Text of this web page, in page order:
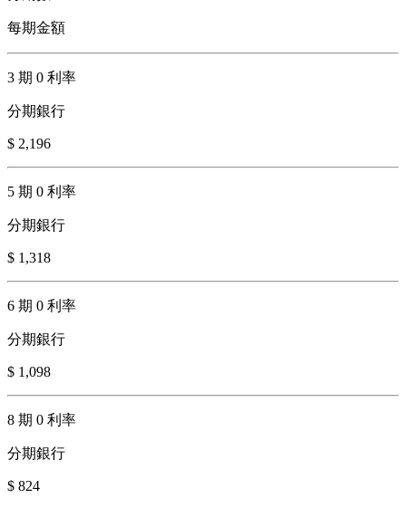
每期金額
3 期 0 利率
分期銀行
$ 2,196
5 期 0 利率
分期銀行
$ 1,318
6 期 0 利率
分期銀行
$ 1,098
8 期 0 利率
分期銀行
$ 824